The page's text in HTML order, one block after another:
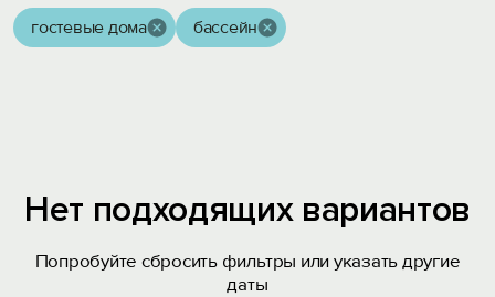
гостевые дома бассейн
Нет подходящих вариантов
Попробуйте сбросить фильтры или указать другие
даты